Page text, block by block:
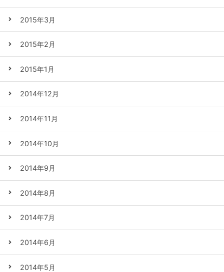
2015年3月
2015年2月
2015年1月
2014年12月
2014年11月
2014年10月
2014年9月
2014年8月
2014年7月
2014年6月
2014年5月